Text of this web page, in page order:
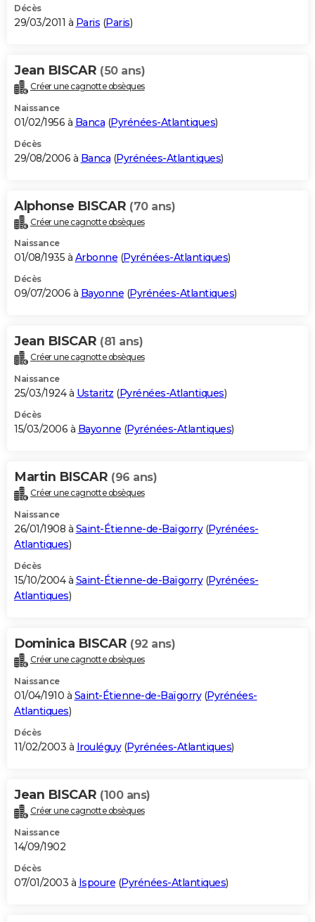
Décès
29/03/2011 à Paris (Paris)
Jean BISCAR (50 ans)
Créer une cagnotte obsèques
Naissance
01/02/1956 à Banca (Pyrénées-Atlantiques)
Décès
29/08/2006 à Banca (Pyrénées-Atlantiques)
Alphonse BISCAR (70 ans)
Créer une cagnotte obsèques
Naissance
01/08/1935 à Arbonne (Pyrénées-Atlantiques)
Décès
09/07/2006 à Bayonne (Pyrénées-Atlantiques)
Jean BISCAR (81 ans)
Créer une cagnotte obsèques
Naissance
25/03/1924 à Ustaritz (Pyrénées-Atlantiques)
Décès
15/03/2006 à Bayonne (Pyrénées-Atlantiques)
Martin BISCAR (96 ans)
Créer une cagnotte obsèques
Naissance
26/01/1908 à Saint-Étienne-de-Baïgorry(Pyrénées-
Atlantiques)
Décès
15/10/2004 à Saint-Étienne-de-Baïgorry(Pyrénées-
Atlantiques)
Dominica BISCAR (92 ans)
Créer une cagnotte obsèques
Naissance
01/04/1910 à Saint-Étienne-de-Baïgorry(Pyrénées-
Atlantiques)
Décès
11/02/2003 à Irouléguy(Pyrénées-Atlantiques)
Jean BISCAR (100 ans)
Créer une cagnotte obsèques
Naissance
14/09/1902
Décès
07/01/2003 à Ispoure (Pyrénées-Atlantiques)